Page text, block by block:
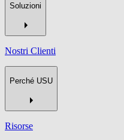
Soluzioni
Nostri Clienti
Perché USU
Risorse